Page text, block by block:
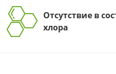
Отсутствие в
хлора